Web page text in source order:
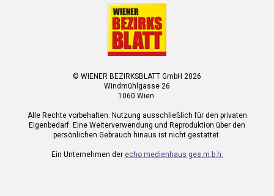
© WIENER BEZIRKSBLATT GmbH 2026
Windmühlgasse 26
1060 Wien.
Alle Rechte vorbehalten. Nutzung ausschließlich für den privaten
Eigenbedarf. Eine Weiterverwendung und Reproduktion über den
persönlichen Gebrauch hinaus ist nicht gestattet.
Ein Unternehmen der echo medienhaus ges.m.b.h.